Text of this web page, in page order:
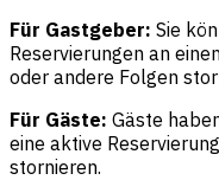
Für Gastgeber: Sie
Reservierungen an
oder andere Folgen
Für Gäste: Gäste
eine aktive
stornieren.